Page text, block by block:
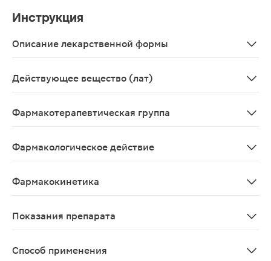
Инструкция
Описание лекарственной формы
Действующее вещество (лат)
Фармакотерапевтическая группа
Фармакологическое действие
Фармакокинетика
Показания препарата
Способ применения